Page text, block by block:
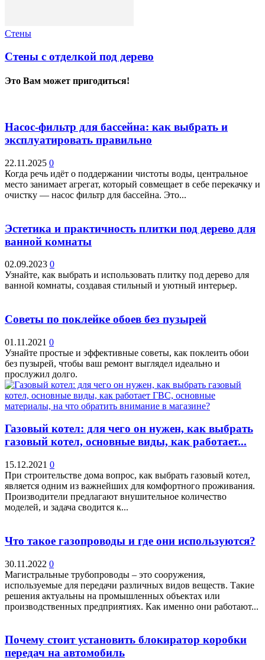
Стены
Стены с отделкой под дерево
Это Вам может пригодиться!
Насос-фильтр для бассейна: как выбрать и
эксплуатировать правильно
22.11.2025 0
Когда речь идёт о поддержании чистоты воды, центральное
место занимает агрегат, который совмещает в себе перекачку и
очистку — насос фильтр для бассейна. Это...
Эстетика и практичность плитки под дерево для
ванной комнаты
02.09.2023 0
Узнайте, как выбрать и использовать плитку под дерево для
ванной комнаты, создавая стильный и уютный интерьер.
Советы по поклейке обоев без пузырей
01.11.2021 0
Узнайте простые и эффективные советы, как поклеить обои
без пузырей, чтобы ваш ремонт выглядел идеально и
прослужил долго.
Газовый котел: для чего он нужен, как выбрать
газовый котел, основные виды, как работает...
15.12.2021 0
При строительстве дома вопрос, как выбрать газовый котел,
является одним из важнейших для комфортного проживания.
Производители предлагают внушительное количество
моделей, и задача сводится к...
Что такое газопроводы и где они используются?
30.11.2022 0
Магистральные трубопроводы – это сооружения,
используемые для передачи различных видов веществ. Такие
решения актуальны на промышленных объектах или
производственных предприятиях. Как именно они работают...
Почему стоит установить блокиратор коробки
передач на автомобиль